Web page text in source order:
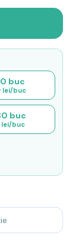
buc
lei/buc
buc
lei/buc